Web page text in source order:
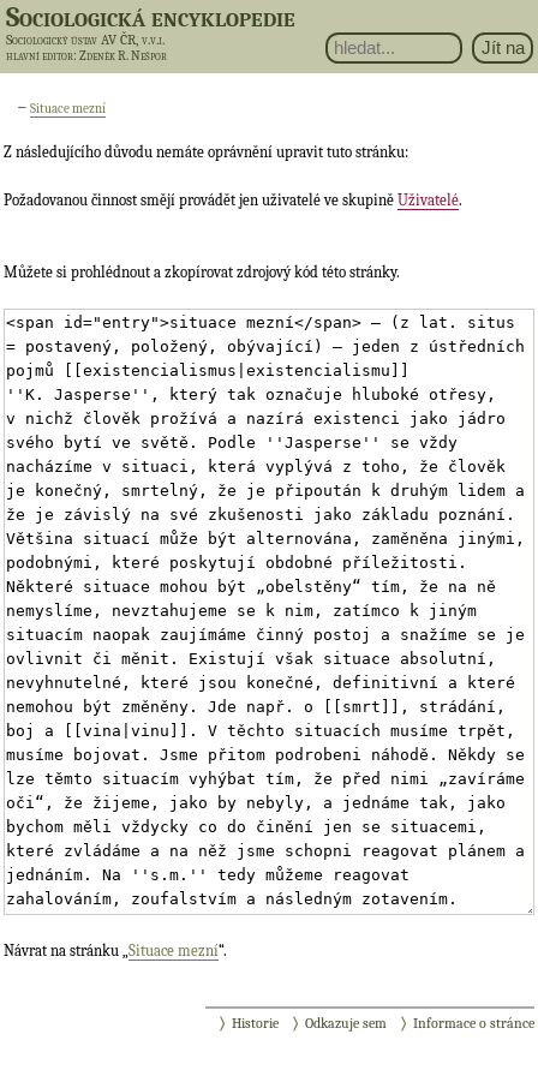
Sociologická encyklopedie
Sociologický ústav AV ČR, v.v.i.
hlavní editor: Zdeněk R. Nešpor
←Situace mezní
Z následujícího důvodu nemáte oprávnění upravit tuto stránku:
Požadovanou činnost smějí provádět jen uživatelé ve skupině Uživatelé.
Můžete si prohlédnout a zkopírovat zdrojový kód této stránky.
Návrat na stránku „ Situace mezní“.
Historie Odkazuje sem Informace o stránce